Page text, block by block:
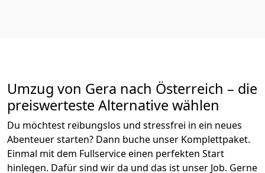
Umzug von Gera nach Österreich – die
preiswerteste Alternative wählen
Du möchtest reibungslos und stressfrei in ein neues
Abenteuer starten? Dann buche unser Komplettpaket.
Einmal mit dem Fullservice einen perfekten Start
hinlegen. Dafür sind wir da und das ist unser Job. Gerne